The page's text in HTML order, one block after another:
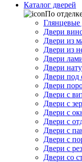
Каталог дверей
По
Глянцевые
Двери
Двери из
Двери из
Двери
Двери
Двери под
Двери
Двери с
Двери с
Двери с
Двери с
Двери с
Двери с
Двери с
Двери со